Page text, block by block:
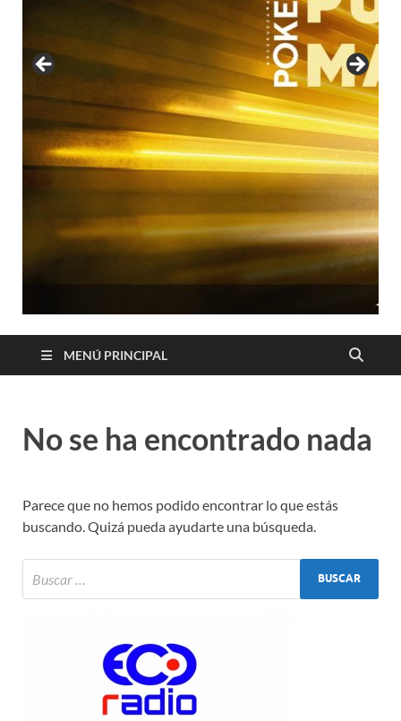
MENÚ PRINCIPAL
No se ha encontrado nada
Parece que no hemos podido encontrar lo que estás
buscando. Quizá pueda ayudarte una búsqueda.